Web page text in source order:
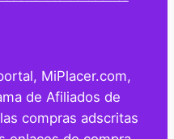
MiPlacer.com,
de Afiliados de
compras adscritas